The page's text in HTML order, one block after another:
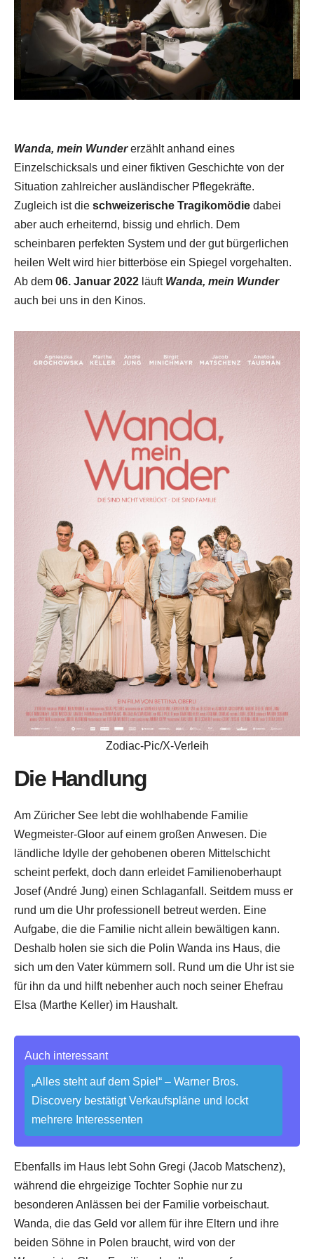
Wanda, mein Wundererzählt anhand eines
Einzelschicksals und einer fiktiven Geschichte von der
Situation zahlreicher ausländischer Pflegekräfte.
Zugleich ist die schweizerische Tragikomödie dabei
aber auch erheiternd, bissig und ehrlich. Dem
scheinbaren perfekten System und der gut bürgerlichen
heilen Welt wird hier bitterböse ein Spiegel vorgehalten.
Ab dem 06. Januar 2022 läuft Wanda, mein Wunder
auch bei uns in den Kinos.
Zodiac-Pic/X-Verleih
Die Handlung
Am Züricher See lebt die wohlhabende Familie
Wegmeister-Gloor auf einem großen Anwesen. Die
ländliche Idylle der gehobenen oberen Mittelschicht
scheint perfekt, doch dann erleidet Familienoberhaupt
Josef (André Jung) einen Schlaganfall. Seitdem muss er
rund um die Uhr professionell betreut werden. Eine
Aufgabe, die die Familie nicht allein bewältigen kann.
Deshalb holen sie sich die Polin Wanda ins Haus, die
sich um den Vater kümmern soll. Rund um die Uhr ist sie
für ihn da und hilft nebenher auch noch seiner Ehefrau
Elsa (Marthe Keller) im Haushalt.
Auch interessant
„Alles steht auf dem Spiel“ – Warner Bros.
Discovery bestätigt Verkaufspläne und lockt
mehrere Interessenten
Ebenfalls im Haus lebt Sohn Gregi (Jacob Matschenz),
während die ehrgeizige Tochter Sophie nur zu
besonderen Anlässen bei der Familie vorbeischaut.
Wanda, die das Geld vor allem für ihre Eltern und ihre
beiden Söhne in Polen braucht, wird von der